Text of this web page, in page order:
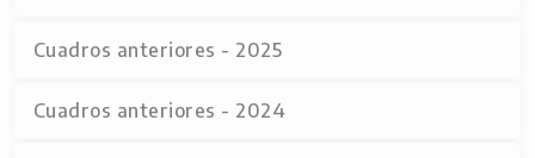
Cuadros anteriores - 2025
Cuadros anteriores - 2024